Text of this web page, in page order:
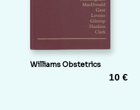
Williams Obstetrics
10 €